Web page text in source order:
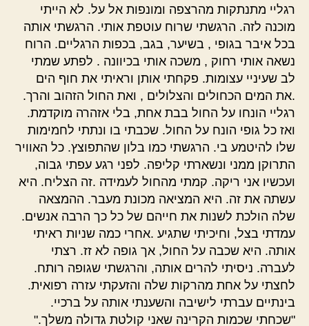
רגליי מתנתקות מהרצפה ומונפות אל על. לא הייתי
מוכנה לזה. הרגשתי שרוח עוטפת אותי. הרגשתי אותה
בכל איבר בגופי , בשיער, בגב, בכפות הרגליים. הרוח
נשאה אותי רחוק , משכה אותי בכיוונה . לפתע שמתי
לב שעיניי עצומות. פקחתי אותן וראיתי את חוף הים
.את המים הכחולים והצלולים , ואת החול הזהוב והרך.
רגליי הונחו על החול בבת אחת, בלי אזהרה מוקדמת.
ואז כל גופי הונח על החול. שכבתי בו ונתתי לחמימות
שלו להיטמע בי. הרגשתי כמו בלון שהתפוצץ. כל האוויר
התרוקן ממני ונשארתי קליפה. לפני רגע עפתי גבוה,
ועכשיו אני ריקה. קמתי מהחול לעמידה .זה הצליח. היא
עשתה את זה. היא המציאה מכונת מעבר. ההמצאה
שלה הולכת לשנות את חייהם של כל כך הרבה אנשים.
עמדתי בצל, וחיכיתי שתגיע .אחרי כמה שניות ראיתי
אותה. היא שכבה על החול, אך גופה לא זז. רצתי
לעברה. ניסיתי להרים אותה, והרגשתי שגופה רותח.
לחצתי על אחת מהרקות שלה והזעקתי עזרה רפואית.
בינתיים עברתי לישיבה והשענתי אותה על ברכיי.
"שכחתי שכמות הקרינה שאני קולטת גדולה משלך."